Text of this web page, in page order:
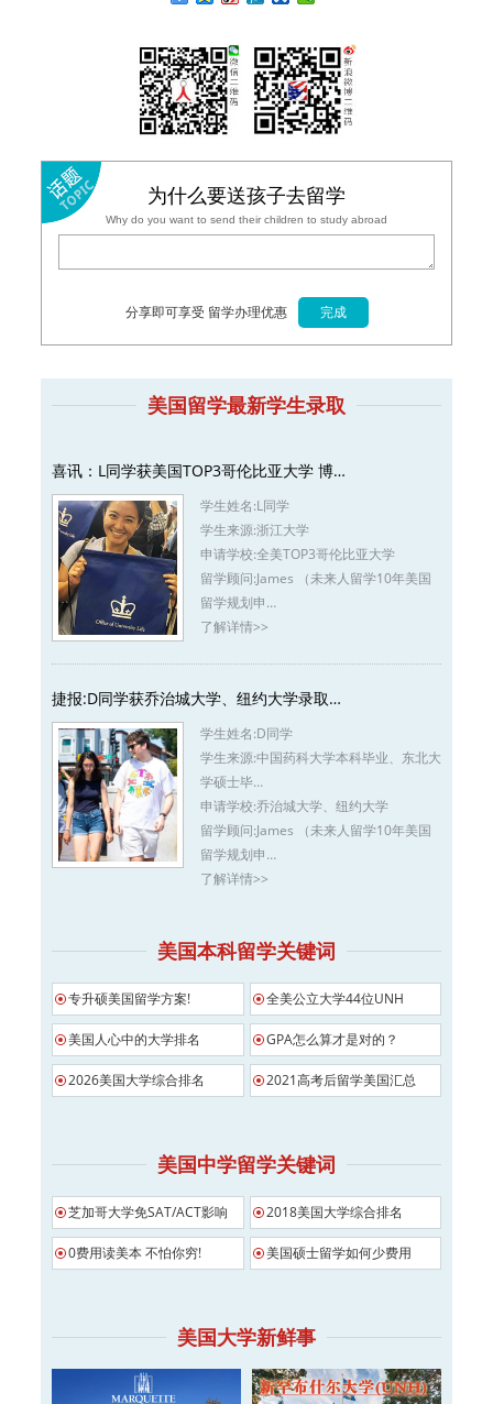
为什么要送孩子去留学
Why do you want to send their children to study abroad
分享即可享受 留学办理优惠
美国留学最新学生录取
喜讯：L同学获美国TOP3哥伦比亚大学 博…
学生姓名:L同学
学生来源:浙江大学
申请学校:全美TOP3哥伦比亚大学
留学顾问:James （未来人留学10年美国
留学规划申…
了解详情>>
捷报:D同学获乔治城大学、纽约大学录取…
学生姓名:D同学
学生来源:中国药科大学本科毕业、东北大
学硕士毕…
申请学校:乔治城大学、纽约大学
留学顾问:James （未来人留学10年美国
留学规划申…
了解详情>>
美国本科留学关键词
专升硕美国留学方案! 全美公立大学44位UNH
美国人心中的大学排名 GPA怎么算才是对的？
2026美国大学综合排名 2021高考后留学美国汇总
美国中学留学关键词
芝加哥大学免SAT/ACT影响 2018美国大学综合排名
0费用读美本 不怕你穷! 美国硕士留学如何少费用
美国大学新鲜事